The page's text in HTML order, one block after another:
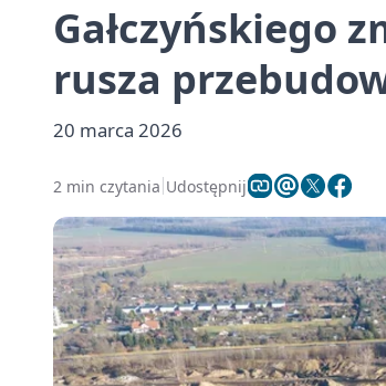
Gałczyńskiego
rusza
20 marca 2026
2 min czytania Udostępnij